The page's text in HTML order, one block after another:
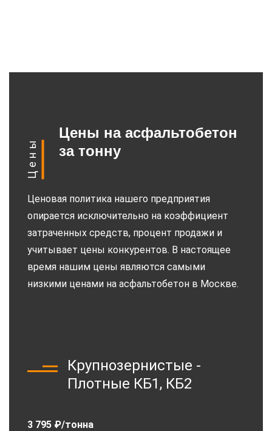
Цены
Цены на асфальтобетон
за тонну
Ценовая политика нашего предприятия
опирается исключительно на коэффициент
затраченных средств, процент продажи и
учитывает цены конкурентов. В настоящее
время нашим цены являются самыми
низкими ценами на асфальтобетон в Москве.
Крупнозернистые -
Плотные КБ1, КБ2
3 795 ₽/тонна